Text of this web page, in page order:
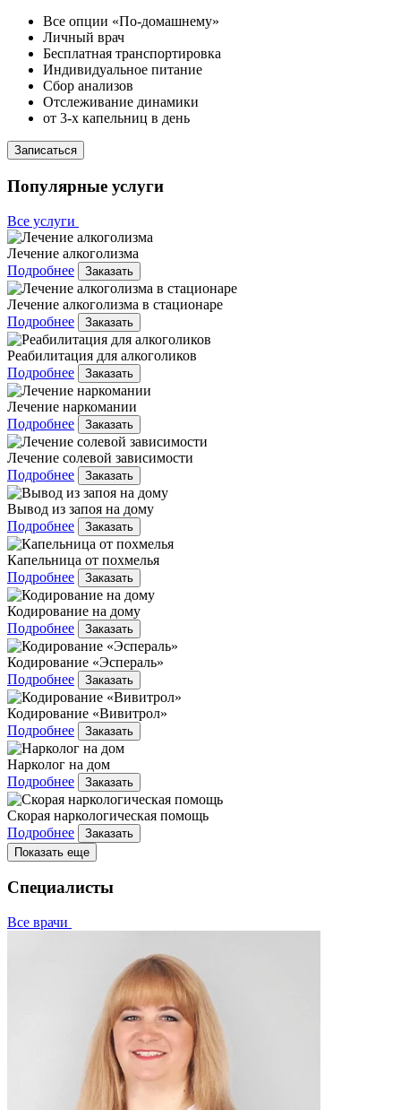
Все опции «По-домашнему»
Личный врач
Бесплатная транспортировка
Индивидуальное питание
Сбор анализов
Отслеживание динамики
от 3-х капельниц в день
Записаться
Популярные услуги
Все услуги
Лечение алкоголизма
Подробнее
Заказать
Лечение алкоголизма в стационаре
Подробнее
Заказать
Реабилитация для алкоголиков
Подробнее
Заказать
Лечение наркомании
Подробнее
Заказать
Лечение солевой зависимости
Подробнее
Заказать
Вывод из запоя на дому
Подробнее
Заказать
Капельница от похмелья
Подробнее
Заказать
Кодирование на дому
Подробнее
Заказать
Кодирование «Эспераль»
Подробнее
Заказать
Кодирование «Вивитрол»
Подробнее
Заказать
Нарколог на дом
Подробнее
Заказать
Скорая наркологическая помощь
Подробнее
Заказать
Показать еще
Специалисты
Все врачи